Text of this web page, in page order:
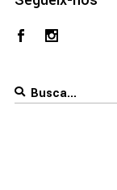
Search